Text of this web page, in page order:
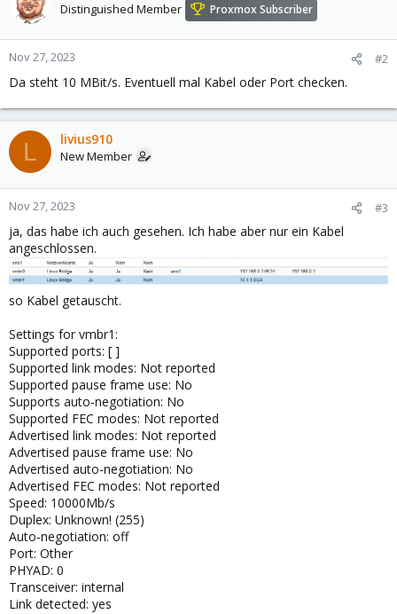
Distinguished Member Proxmox Subscriber
Nov 27, 2023 #2
Da steht 10 MBit/s. Eventuell mal Kabel oder Port checken.
L livius910
New Member
Nov 27, 2023 #3
ja, das habe ich auch gesehen. Ich habe aber nur ein Kabel
angeschlossen.
so Kabel getauscht.
Settings for vmbr1:
Supported ports: [ ]
Supported link modes: Not reported
Supported pause frame use: No
Supports auto-negotiation: No
Supported FEC modes: Not reported
Advertised link modes: Not reported
Advertised pause frame use: No
Advertised auto-negotiation: No
Advertised FEC modes: Not reported
Speed: 10000Mb/s
Duplex: Unknown! (255)
Auto-negotiation: off
Port: Other
PHYAD: 0
Transceiver: internal
Link detected: yes